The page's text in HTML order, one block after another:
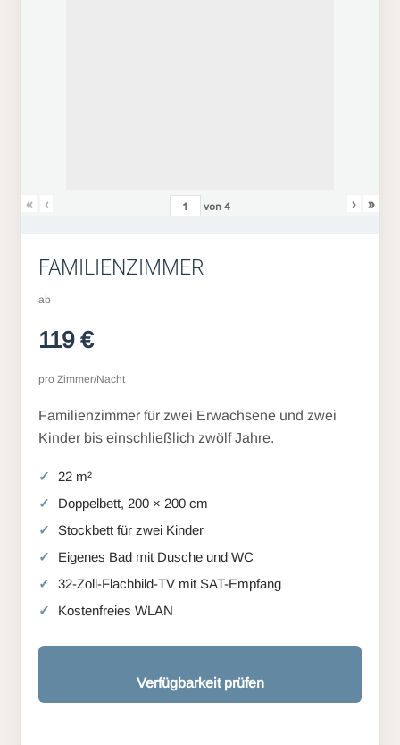
« ‹ von4 › »
FAMILIENZIMMER
ab
119 €
pro Zimmer/Nacht
Familienzimmer für zwei Erwachsene und zwei
Kinder bis einschließlich zwölf Jahre.
22 m²
Doppelbett, 200 × 200 cm
Stockbett für zwei Kinder
Eigenes Bad mit Dusche und WC
32-Zoll-Flachbild-TV mit SAT-Empfang
Kostenfreies WLAN
Verfügbarkeit prüfen